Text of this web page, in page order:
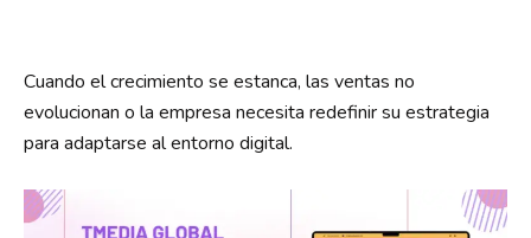
Cuando el crecimiento se estanca, las ventas no
evolucionan o la empresa necesita redefinir su estrategia
para adaptarse al entorno digital.